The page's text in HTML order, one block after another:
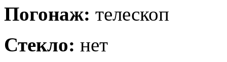
Погонаж: телескоп
Стекло: нет